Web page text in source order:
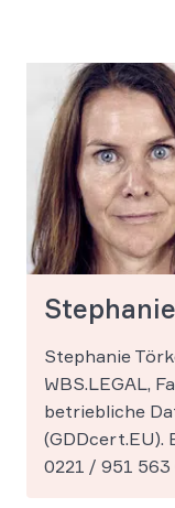
Stephanie
WBS.LEGAL,
betriebliche
(GDDcert.EU).
0221 / 951